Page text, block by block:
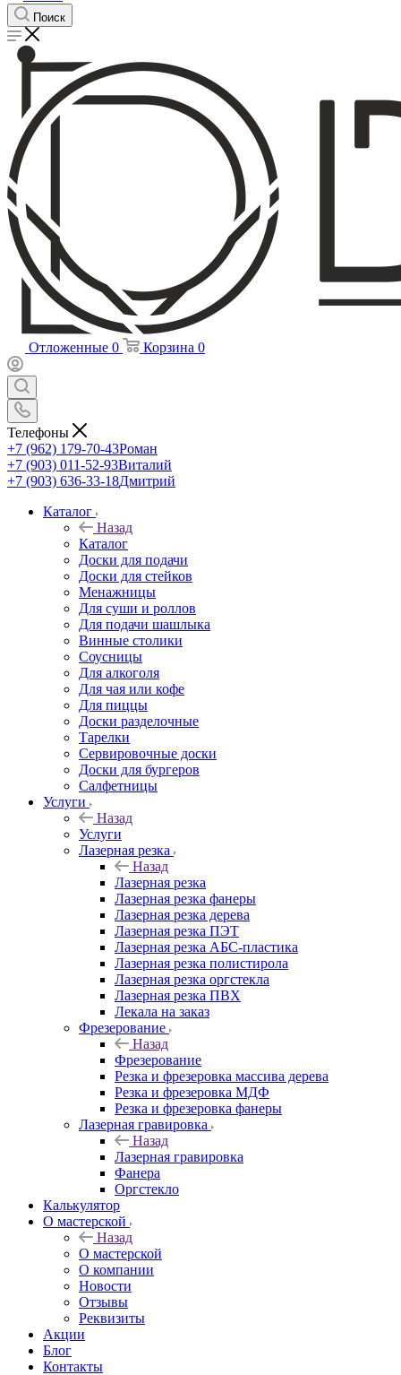
Поиск
Отложенные 0 Корзина 0
Телефоны
+7 (962) 179-70-43Роман
+7 (903) 011-52-93Виталий
+7 (903) 636-33-18Дмитрий
Каталог
Назад
Каталог
Доски для подачи
Доски для стейков
Менажницы
Для суши и роллов
Для подачи шашлыка
Винные столики
Соусницы
Для алкоголя
Для чая или кофе
Для пиццы
Доски разделочные
Тарелки
Сервировочные доски
Доски для бургеров
Салфетницы
Услуги
Назад
Услуги
Лазерная резка
Назад
Лазерная резка
Лазерная резка фанеры
Лазерная резка дерева
Лазерная резка ПЭТ
Лазерная резка АБС-пластика
Лазерная резка полистирола
Лазерная резка оргстекла
Лазерная резка ПВХ
Лекала на заказ
Фрезерование
Назад
Фрезерование
Резка и фрезеровка массива дерева
Резка и фрезеровка МДФ
Резка и фрезеровка фанеры
Лазерная гравировка
Назад
Лазерная гравировка
Фанера
Орг­стек­ло
Калькулятор
О мастерской
Назад
О мастерской
О компании
Новости
Отзывы
Реквизиты
Акции
Блог
Контакты